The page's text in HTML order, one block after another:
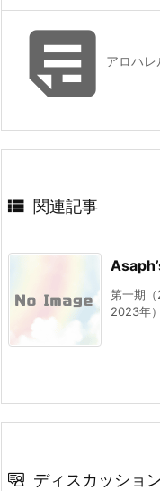
アロハレ
 関連記事
第一期
2023年
ディスカッショ